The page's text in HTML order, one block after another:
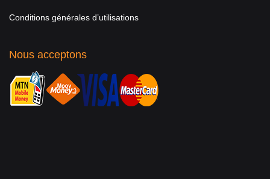
Conditions générales d’utilisations
Nous acceptons